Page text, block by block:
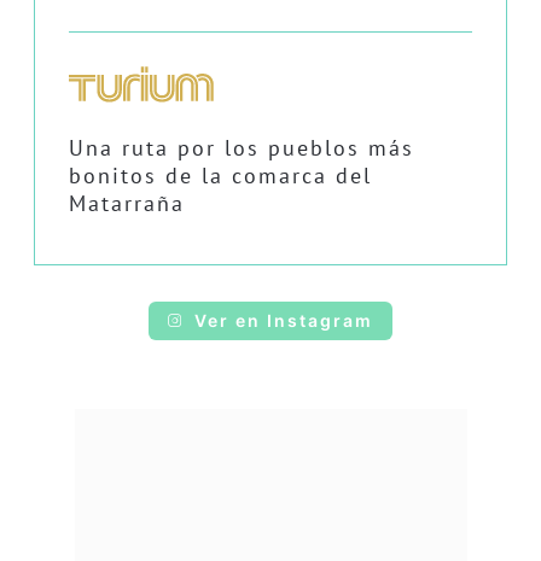
Una ruta por los pueblos más
bonitos de la comarca del
Matarraña
Ver en Instagram